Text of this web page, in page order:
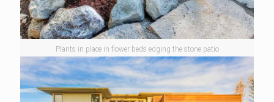
Plants in place in flower beds edging the stone patio